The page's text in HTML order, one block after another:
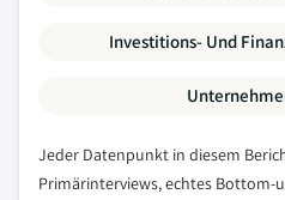
Investitions- Und
Jeder Datenpunkt in diesem
Primärinterviews, echtes Bottom-